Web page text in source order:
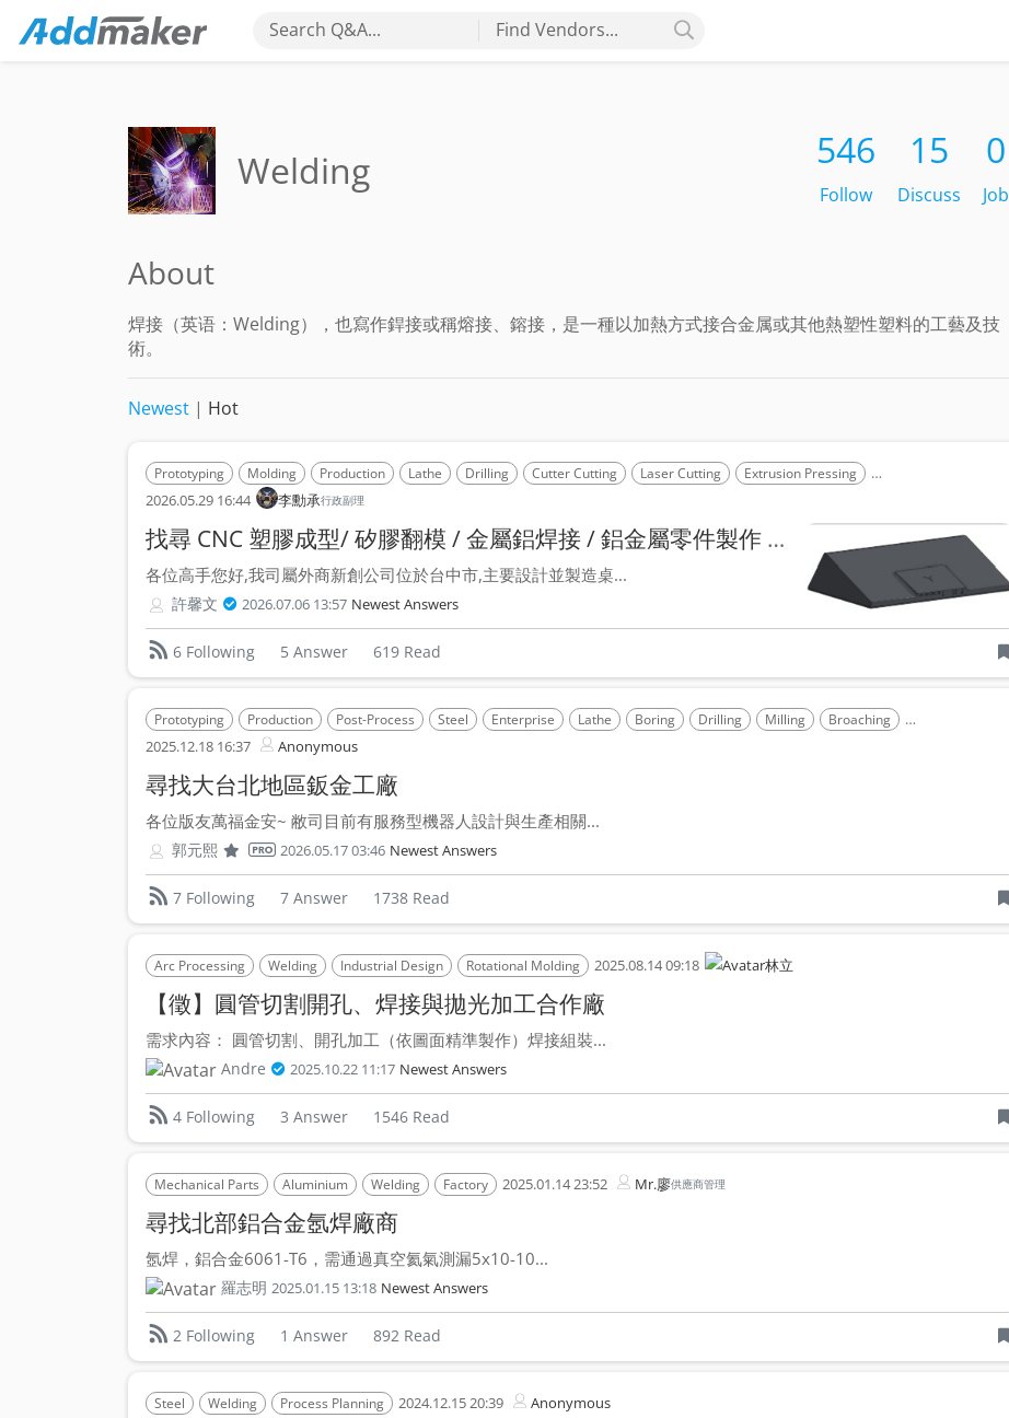
Search Q&A... Find Vendors...
Welding 546
Follow
15
Discuss
0
Job
About
焊接（英语：Welding），也寫作銲接或稱熔接、鎔接，是一種以加熱方式接合金属或其他熱塑性塑料的工藝及技
術。
Newest | Hot
Prototyping Molding Production Lathe Drilling Cutter Cutting Laser Cutting Extrusion Pressing Compression Molding
2026.05.29 16:44 李勳承行政副理
找尋 CNC 塑膠成型/ 矽膠翻模 / 金屬鋁焊接 / 鋁金屬零件製作 廠商
各位高手您好,我司屬外商新創公司位於台中市,主要設計並製造桌...
許馨文 2026.07.06 13:57 Newest Answers
6 Following 5 Answer 619 Read
Prototyping Production Post-Process Steel Enterprise Lathe Boring Drilling Milling Broaching Laser Cutting
2025.12.18 16:37 Anonymous
尋找大台北地區鈑金工廠
各位版友萬福金安~ 敝司目前有服務型機器人設計與生產相關...
郭元熙 2026.05.17 03:46 Newest Answers
7 Following 7 Answer 1738 Read
Arc Processing Welding Industrial Design Rotational Molding 2025.08.14 09:18 林立
【徵】圓管切割開孔、焊接與拋光加工合作廠
需求內容： 圓管切割、開孔加工（依圖面精準製作）焊接組裝...
Andre 2025.10.22 11:17 Newest Answers
4 Following 3 Answer 1546 Read
Mechanical Parts Aluminium Welding Factory 2025.01.14 23:52 Mr.廖供應商管理
尋找北部鋁合金氬焊廠商
氬焊，鋁合金6061-T6，需通過真空氦氣測漏5x10-10...
羅志明 2025.01.15 13:18 Newest Answers
2 Following 1 Answer 892 Read
Steel Welding Process Planning 2024.12.15 20:39 Anonymous